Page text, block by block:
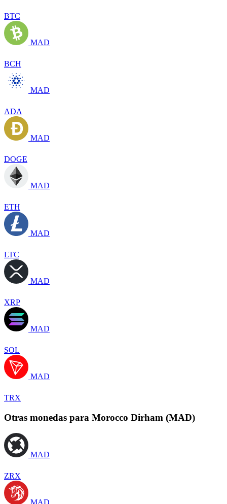
BTC
MAD
BCH
MAD
ADA
MAD
DOGE
MAD
ETH
MAD
LTC
MAD
XRP
MAD
SOL
MAD
TRX
Otras monedas para Morocco Dirham (MAD)
MAD
ZRX
MAD